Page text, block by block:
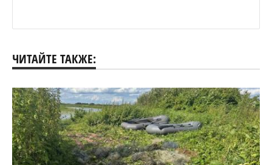
ЧИТАЙТЕ ТАКЖЕ: